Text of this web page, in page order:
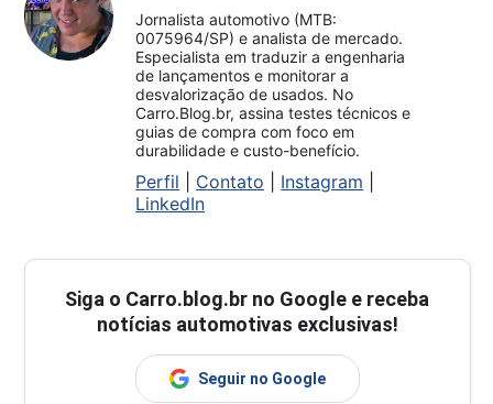
Jornalista automotivo (MTB:
0075964/SP) e analista de mercado.
Especialista em traduzir a engenharia
de lançamentos e monitorar a
desvalorização de usados. No
Carro.Blog.br, assina testes técnicos e
guias de compra com foco em
durabilidade e custo-benefício.
Perfil Contato Instagram
LinkedIn
Siga o Carro.blog.br no Google e receba
notícias automotivas exclusivas!
Seguir no Google